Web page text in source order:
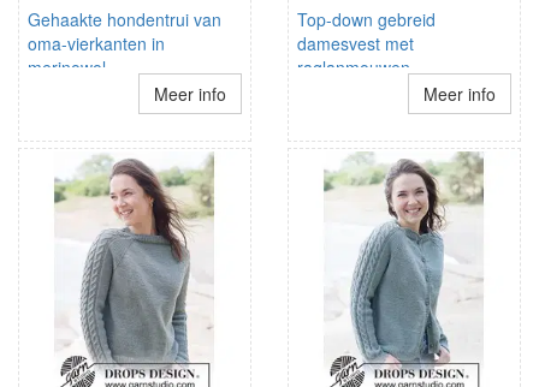
Gehaakte hondentrui van
oma-vierkanten in
merinowol
Meer info
Top-down gebreid
damesvest met
raglanmouwen
Meer info